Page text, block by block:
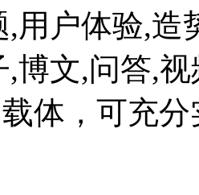
,用户体验,
,博文,问答,
体，可充